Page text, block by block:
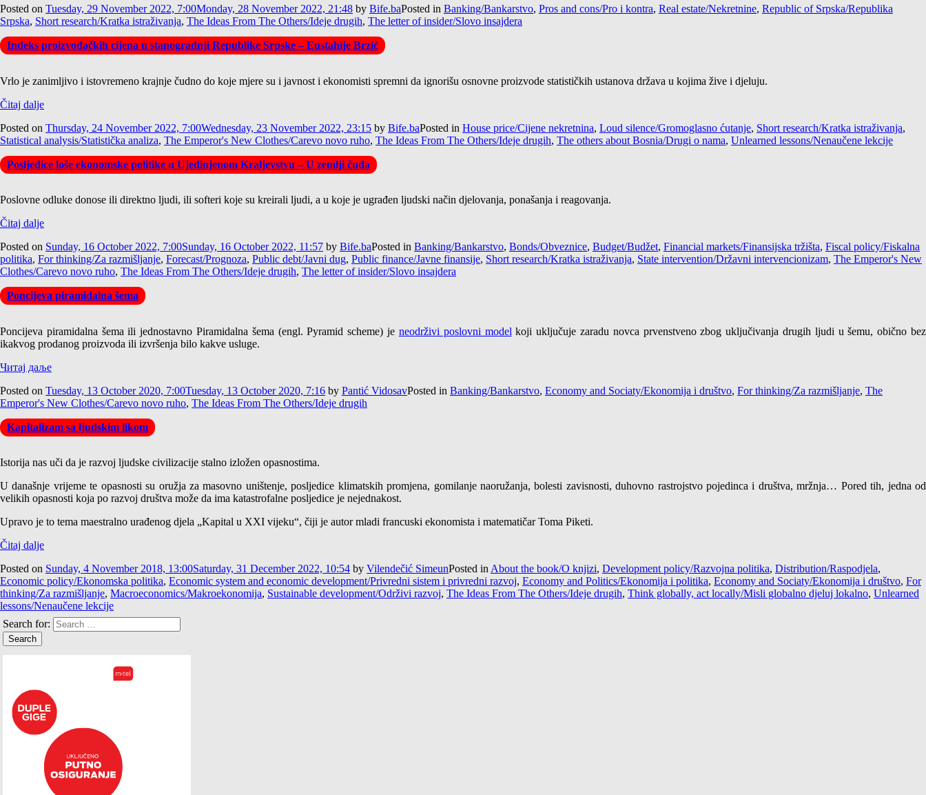
Posted on Tuesday, 29 November 2022, 7:00Monday, 28 November 2022, 21:48 by Bife.baPosted in Banking/Bankarstvo, Pros and cons/Pro i kontra, Real estate/Nekretnine, Republic of Srpska/Republika
Srpska, Short research/Kratka istraživanja, The Ideas From The Others/Ideje drugih, The letter of insider/Slovo insajdera
Indeks proizvođačkih cijena u stanogradnji Republike Srpske – Eustahije Brzić
Vrlo je zanimljivo i istovremeno krajnje čudno do koje mjere su i javnost i ekonomisti spremni da ignorišu osnovne proizvode statističkih ustanova država u kojima žive i djeluju.
Čitaj dalje
Posted on Thursday, 24 November 2022, 7:00Wednesday, 23 November 2022, 23:15 by Bife.baPosted in House price/Cijene nekretnina, Loud silence/Gromoglasno ćutanje, Short research/Kratka istraživanja,
Statistical analysis/Statistička analiza, The Emperor's New Clothes/Carevo novo ruho, The Ideas From The Others/Ideje drugih, The others about Bosnia/Drugi o nama, Unlearned lessons/Nenaučene lekcije
Posljedice loše ekonomske politike u Ujedinjenom Kraljevstvu – U zemlji čuda
Poslovne odluke donose ili direktno ljudi, ili softeri koje su kreirali ljudi, a u koje je ugrađen ljudski način djelovanja, ponašanja i reagovanja.
Čitaj dalje
Posted on Sunday, 16 October 2022, 7:00Sunday, 16 October 2022, 11:57 by Bife.baPosted in Banking/Bankarstvo, Bonds/Obveznice, Budget/Budžet, Financial markets/Finansijska tržišta, Fiscal policy/Fiskalna
politika, For thinking/Za razmišljanje, Forecast/Prognoza, Public debt/Javni dug, Public finance/Javne finansije, Short research/Kratka istraživanja, State intervention/Državni intervencionizam, The Emperor's New
Clothes/Carevo novo ruho, The Ideas From The Others/Ideje drugih, The letter of insider/Slovo insajdera
Poncijeva piramidalna šema
Poncijeva piramidalna šema ili jednostavno Piramidalna šema (engl. Pyramid scheme) je neodrživi poslovni model koji uključuje zaradu novca prvenstveno zbog uključivanja drugih ljudi u šemu, obično bez
ikakvog prodanog proizvoda ili izvršenja bilo kakve usluge.
Читај даље
Posted on Tuesday, 13 October 2020, 7:00Tuesday, 13 October 2020, 7:16 by Pantić VidosavPosted in Banking/Bankarstvo, Economy and Sociaty/Ekonomija i društvo, For thinking/Za razmišljanje, The
Emperor's New Clothes/Carevo novo ruho, The Ideas From The Others/Ideje drugih
Kapitalizam sa ljudskim likom
Istorija nas uči da je razvoj ljudske civilizacije stalno izložen opasnostima.
U današnje vrijeme te opasnosti su oružja za masovno uništenje, posljedice klimatskih promjena, gomilanje naoružanja, bolesti zavisnosti, duhovno rastrojstvo pojedinca i društva, mržnja… Pored tih, jedna od
velikih opasnosti koja po razvoj društva može da ima katastrofalne posljedice je nejednakost.
Upravo je to tema maestralno urađenog djela „Kapital u XXI vijeku“, čiji je autor mladi francuski ekonomista i matematičar Toma Piketi.
Čitaj dalje
Posted on Sunday, 4 November 2018, 13:00Saturday, 31 December 2022, 10:54 by Vilendečić SimeunPosted in About the book/O knjizi, Development policy/Razvojna politika, Distribution/Raspodjela,
Economic policy/Ekonomska politika, Economic system and economic development/Privredni sistem i privredni razvoj, Economy and Politics/Ekonomija i politika, Economy and Sociaty/Ekonomija i društvo, For
thinking/Za razmišljanje, Macroeconomics/Makroekonomija, Sustainable development/Održivi razvoj, The Ideas From The Others/Ideje drugih, Think globally, act locally/Misli globalno djeluj lokalno, Unlearned
lessons/Nenaučene lekcije
Search for: